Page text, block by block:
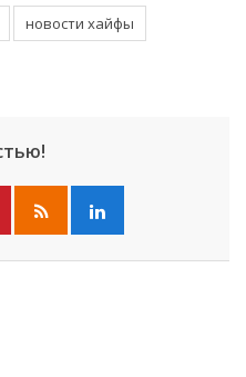
новости хайфы